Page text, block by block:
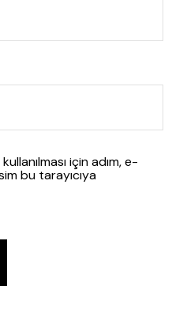
için adım, e-
bu tarayıcıya